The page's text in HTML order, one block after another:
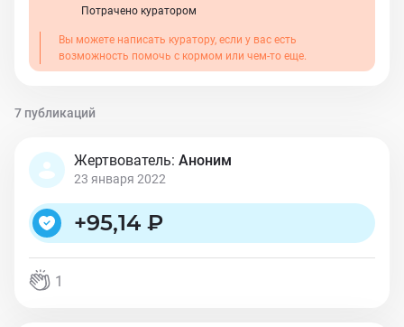
Потрачено куратором
Вы можете написать куратору, если у вас есть
возможность помочь с кормом или чем-то еще.
7 публикаций
Жертвователь: Аноним
23 января 2022
+95,14 ₽
1